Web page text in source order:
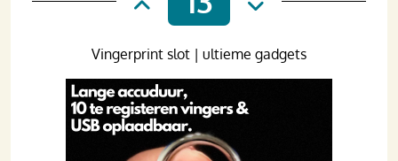
Vingerprint slot | ultieme gadgets